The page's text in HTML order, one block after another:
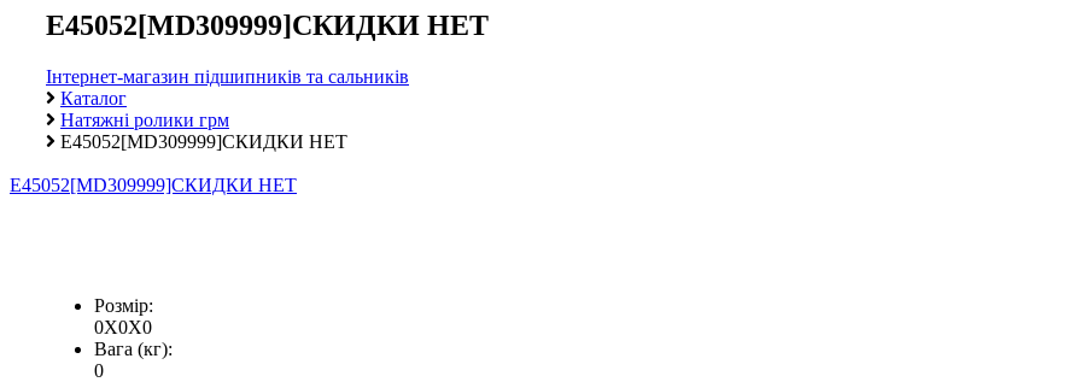
E45052[MD309999]СКИДКИ НЕТ
Інтернет-магазин підшипників та сальників
Каталог
Натяжні ролики грм
E45052[MD309999]СКИДКИ НЕТ
E45052[MD309999]СКИДКИ НЕТ
Розмір:
0X0X0
Вага (кг):
0